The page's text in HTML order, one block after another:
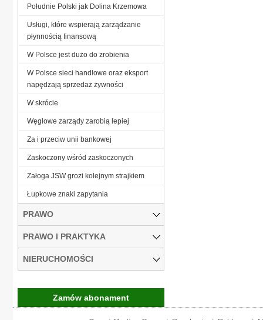
Południe Polski jak Dolina Krzemowa
Usługi, które wspierają zarządzanie
płynnością finansową
W Polsce jest dużo do zrobienia
W Polsce sieci handlowe oraz eksport
napędzają sprzedaż żywności
W skrócie
Węglowe zarządy zarobią lepiej
Za i przeciw unii bankowej
Zaskoczony wśród zaskoczonych
Załoga JSW grozi kolejnym strajkiem
Łupkowe znaki zapytania
PRAWO
PRAWO I PRAKTYKA
NIERUCHOMOŚCI
Zamów abonament